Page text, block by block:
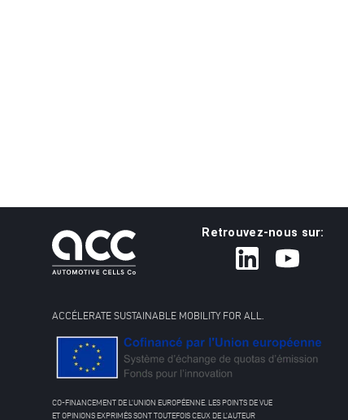
Retrouvez-nous sur:
ACCÉLERATE SUSTAINABLE MOBILITY FOR ALL.
CO-FINANCEMENT DE L’UNION EUROPÉENNE. LES POINTS DE VUE
ET OPINIONS EXPRIMÉS SONT TOUTEFOIS CEUX DE L’AUTEUR